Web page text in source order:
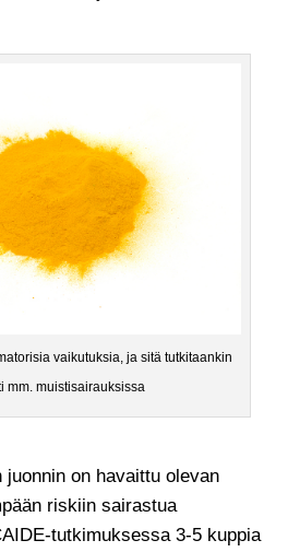
vaikutuksia, ja sitä tutkitaankin
mm. muistisairauksissa
juonnin on havaittu olevan
riskiin sairastua
tutkimuksessa 3-5 kuppia